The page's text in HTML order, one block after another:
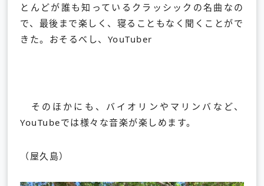
とんどが誰も知っているクラッシックの名曲なの
で、最後まで楽しく、寝ることもなく聞くことがで
きた。おそるべし、YouTuber
そのほかにも、バイオリンやマリンバなど、
YouTubeでは様々な音楽が楽しめます。
（屋久島）